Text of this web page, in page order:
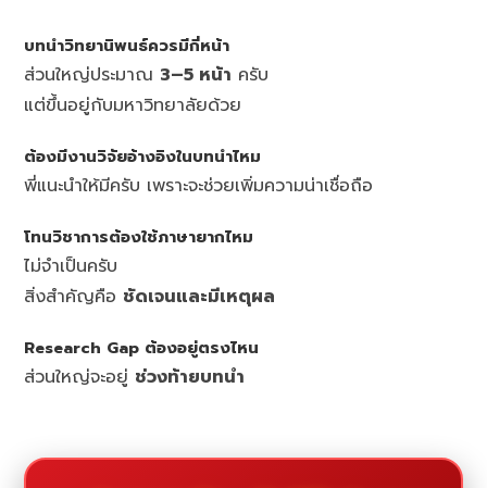
บทนำวิทยานิพนธ์ควรมีกี่หน้า
ส่วนใหญ่ประมาณ 3–5 หน้า ครับ
แต่ขึ้นอยู่กับมหาวิทยาลัยด้วย
ต้องมีงานวิจัยอ้างอิงในบทนำไหม
พี่แนะนำให้มีครับ เพราะจะช่วยเพิ่มความน่าเชื่อถือ
โทนวิชาการต้องใช้ภาษายากไหม
ไม่จำเป็นครับ
สิ่งสำคัญคือ ชัดเจนและมีเหตุผล
Research Gap ต้องอยู่ตรงไหน
ส่วนใหญ่จะอยู่ ช่วงท้ายบทนำ